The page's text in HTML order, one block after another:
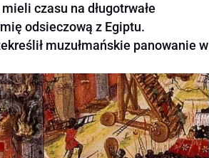
czasu na długotrwałe
odsieczową z Egiptu.
muzułmańskie panowanie w